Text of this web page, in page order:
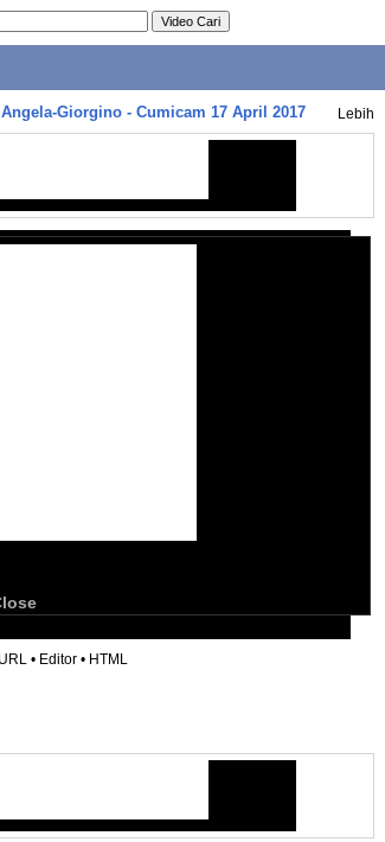
Giorgino - Cumicam 17 April 2017 Lebih
URL • Editor • HTML